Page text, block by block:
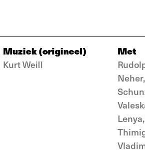
Muziek (origineel)
Kurt Weill
Met